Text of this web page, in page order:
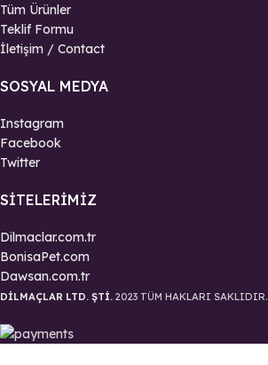
Tüm Ürünler
Teklif Formu
İletişim / Contact
SOSYAL MEDYA
Instagram
Facebook
Twitter
SITELERIMIZ
Dilmaclar.com.tr
BonisaPet.com
Dawsan.com.tr
DİLMAÇLAR LTD. ŞTİ. 2023 TÜM HAKLARI SAKLIDIR.